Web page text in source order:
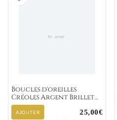
Boucles d'oreilles
Créoles Argent Brillet
Texturé
AJOUTER 25,00€